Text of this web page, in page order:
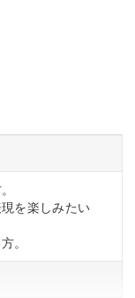
を楽しみたい
。